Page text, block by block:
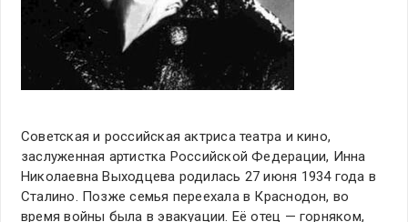
Советская и российская актриса театра и кино,
заслуженная артистка Российской Федерации, Инна
Николаевна Выходцева родилась 27 июня 1934 года в
Сталино. Позже семья переехала в Краснодон, во
время войны была в эвакуации. Её отец — горняком,